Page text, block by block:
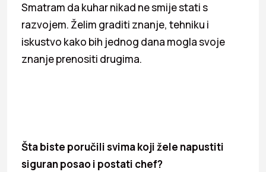
Smatram da kuhar nikad ne smije stati s
razvojem. Želim graditi znanje, tehniku i
iskustvo kako bih jednog dana mogla svoje
znanje prenositi drugima.
Šta biste poručili svima koji žele napustiti
siguran posao i postati chef?